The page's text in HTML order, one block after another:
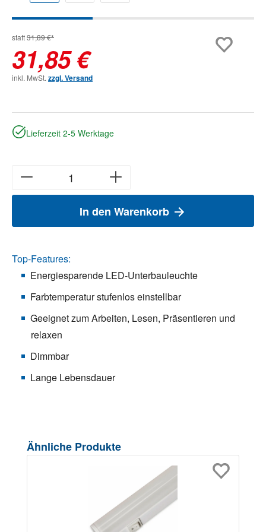
statt31,89 €*
31,85 €
inkl. MwSt. zzgl. Versand
Lieferzeit 2-5 Werktage
In den Warenkorb
Top-Features:
Energiesparende LED-Unterbauleuchte
Farbtemperatur stufenlos einstellbar
Geeignet zum Arbeiten, Lesen, Präsentieren und
relaxen
Dimmbar
Lange Lebensdauer
Produktgalerie überspringen
Ähnliche Produkte